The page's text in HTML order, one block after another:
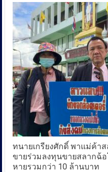
ทนายเกรียงศักดิ์ พาแม่ค้า
ขายร่วมลงทุนขายสลากฉ้อ
หายรวมกว่า 10 ล้านบาท